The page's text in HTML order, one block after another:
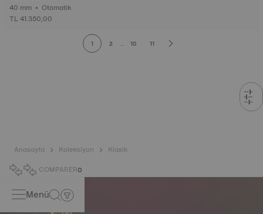
40 mm • Otomatik
TL 41.350,00
1 2 ... 10 11
Anasayfa Koleksiyon
Klasik
COMPARER0
Menü